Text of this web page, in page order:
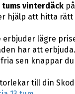
tums vinterdäckpå
hjälp att hitta
lägre
har att
sen knappar
till din